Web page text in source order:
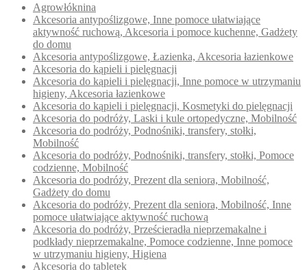
niskiej
Agrowłóknina
Akcesoria antypoślizgowe, Inne pomoce ułatwiające
aktywność ruchową, Akcesoria i pomoce kuchenne, Gadżety
do domu
Akcesoria antypoślizgowe, Łazienka, Akcesoria łazienkowe
Akcesoria do kąpieli i pielęgnacji
Akcesoria do kąpieli i pielęgnacji, Inne pomoce w utrzymaniu
higieny, Akcesoria łazienkowe
Akcesoria do kąpieli i pielęgnacji, Kosmetyki do pielęgnacji
Akcesoria do podróży, Laski i kule ortopedyczne, Mobilność
Akcesoria do podróży, Podnośniki, transfery, stołki,
Mobilność
Akcesoria do podróży, Podnośniki, transfery, stołki, Pomoce
codzienne, Mobilność
Akcesoria do podróży, Prezent dla seniora, Mobilność,
Gadżety do domu
Akcesoria do podróży, Prezent dla seniora, Mobilność, Inne
pomoce ułatwiające aktywność ruchową
Akcesoria do podróży, Prześcieradła nieprzemakalne i
podkłady nieprzemakalne, Pomoce codzienne, Inne pomoce
w utrzymaniu higieny, Higiena
Akcesoria do tabletek